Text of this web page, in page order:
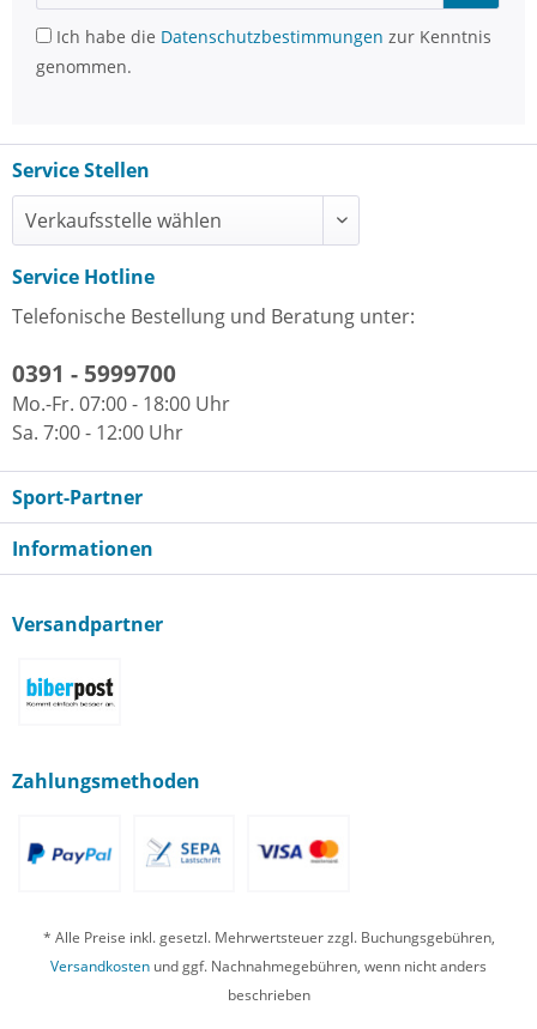
Ich habe die Datenschutzbestimmungen zur Kenntnis
genommen.
Service Stellen
Service Hotline
Telefonische Bestellung und Beratung unter:
0391 - 5999700
Mo.-Fr. 07:00 - 18:00 Uhr
Sa. 7:00 - 12:00 Uhr
Sport-Partner
Informationen
Versandpartner
Zahlungsmethoden
* Alle Preise inkl. gesetzl. Mehrwertsteuer zzgl. Buchungsgebühren,
Versandkosten und ggf. Nachnahmegebühren, wenn nicht anders
beschrieben